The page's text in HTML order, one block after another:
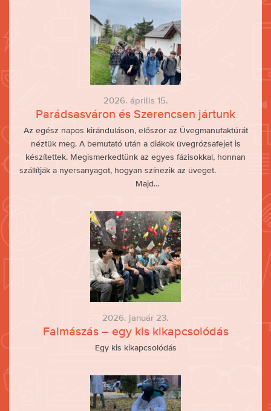
2026. április 15.
Parádsasváron és Szerencsen jártunk
Az egész napos kiránduláson, először az Üvegmanufaktúrát
néztük meg. A bemutató után a diákok üvegrózsafejet is
készítettek. Megismerkedtünk az egyes fázisokkal, honnan
szállítják a nyersanyagot, hogyan színezik az üveget.
Majd…
2026. január 23.
Falmászás – egy kis kikapcsolódás
Egy kis kikapcsolódás